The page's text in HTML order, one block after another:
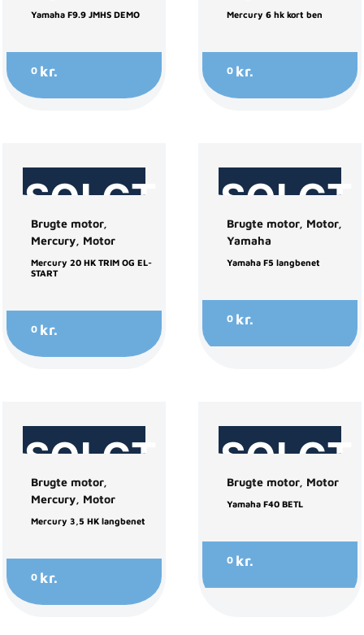
Yamaha F9.9 JMHS DEMO
0 kr.
Mercury 6 hk kort ben
0 kr.
SOLGT
Brugte motor,
Mercury, Motor
Mercury 20 HK TRIM OG EL-
START
0 kr.
SOLGT
Brugte motor, Motor,
Yamaha
Yamaha F5 langbenet
0 kr.
SOLGT
Brugte motor,
Mercury, Motor
Mercury 3,5 HK langbenet
0 kr.
SOLGT
Brugte motor, Motor
Yamaha F40 BETL
0 kr.